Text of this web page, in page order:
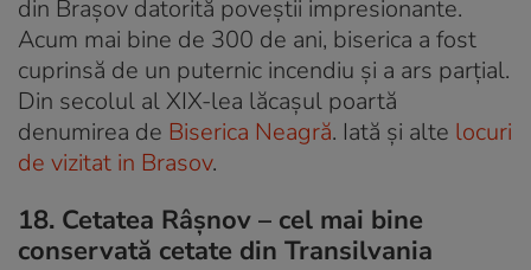
din Brașov datorită poveștii impresionante.
Acum mai bine de 300 de ani, biserica a fost
cuprinsă de un puternic incendiu și a ars parțial.
Din secolul al XIX-lea lăcașul poartă
denumirea de Biserica Neagră. Iată și alte locuri
de vizitat in Brasov.
18. Cetatea Râșnov – cel mai bine
conservată cetate din Transilvania